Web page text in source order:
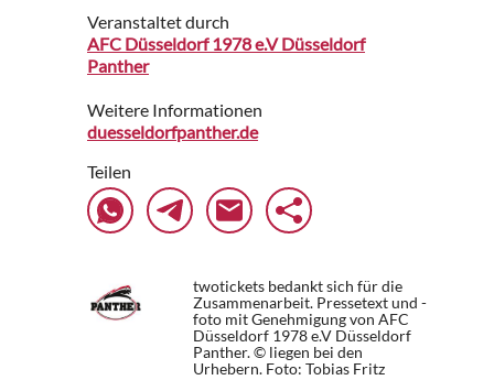
Veranstaltet durch
AFC Düsseldorf 1978 e.V Düsseldorf
Panther
Weitere Informationen
duesseldorfpanther.de
Teilen
twotickets bedankt sich für die
Zusammenarbeit. Pressetext und -
foto mit Genehmigung von AFC
Düsseldorf 1978 e.V Düsseldorf
Panther. © liegen bei den
Urhebern. Foto: Tobias Fritz